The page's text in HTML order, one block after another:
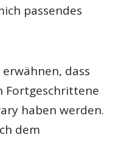
passendes
dass
Fortgeschrittene
haben werden.
dem